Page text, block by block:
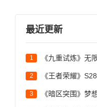
最近更新
1 《九重试炼》无
2 《王者荣耀》
3